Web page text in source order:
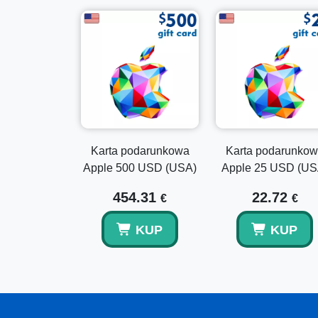
Karta podarunkowa
Apple 500 USD (USA)
454.31 €
KUP
Karta
Apple 25 USD
22.72 €
KUP